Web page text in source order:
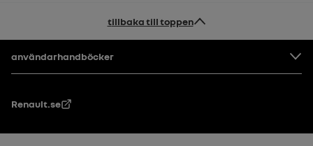
tillbaka till toppen
Footer
användarhandböcker
Renault.se